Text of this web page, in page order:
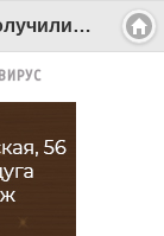
В Северодвинске спасатели получили новый газоспасательный автомобиль - Беломорканал Северодвинск tv29.ru